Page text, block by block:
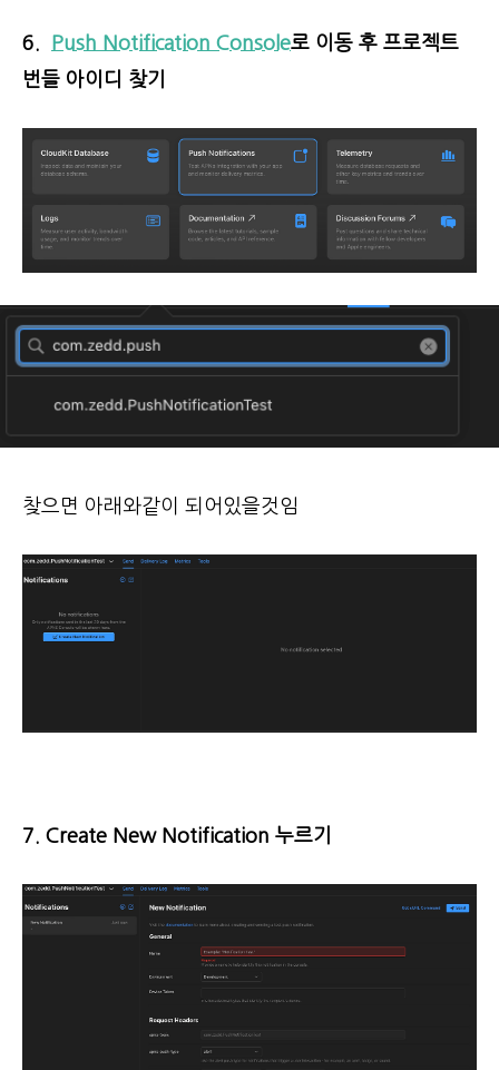
6. Push Notification Console로 이동 후 프로젝트
번들 아이디 찾기
찾으면 아래와같이 되어있을것임
7. Create New Notification 누르기